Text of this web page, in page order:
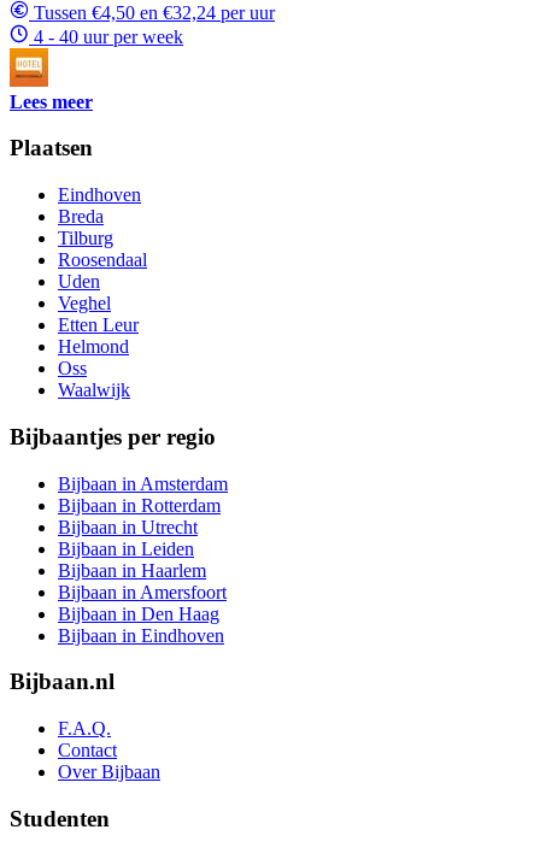
Tussen €4,50 en €32,24 per uur
4 - 40 uur per week
Lees meer
Plaatsen
Eindhoven
Breda
Tilburg
Roosendaal
Uden
Veghel
Etten Leur
Helmond
Oss
Waalwijk
Bijbaantjes per regio
Bijbaan in Amsterdam
Bijbaan in Rotterdam
Bijbaan in Utrecht
Bijbaan in Leiden
Bijbaan in Haarlem
Bijbaan in Amersfoort
Bijbaan in Den Haag
Bijbaan in Eindhoven
Bijbaan.nl
F.A.Q.
Contact
Over Bijbaan
Studenten